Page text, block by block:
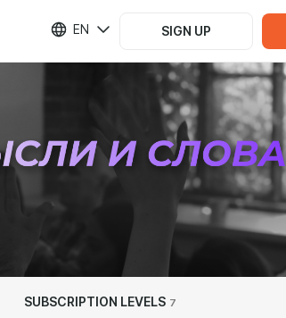
EN SIGN UP
SUBSCRIPTION LEVELS 7